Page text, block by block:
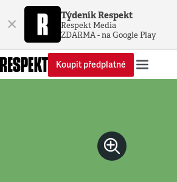
× Týdeník Respekt
Respekt Media
ZDARMA - na Google Play
Koupit předplatné